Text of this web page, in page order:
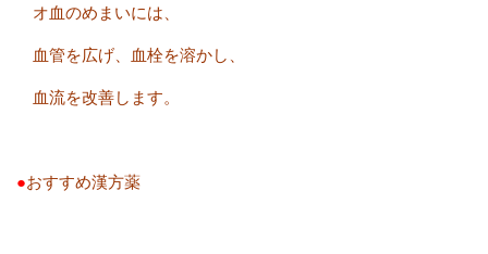
オ血のめまいには、
血管を広げ、血栓を溶かし、
血流を改善します。
●おすすめ漢方薬